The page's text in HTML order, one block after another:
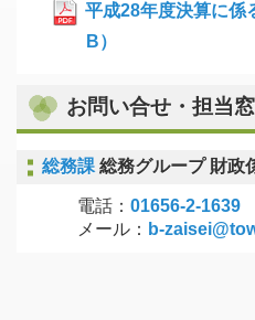
平成28年度決算に係
B）
お問い合せ・担当
総務課 総務グループ 財政
電話： 01656-2-1639
メール： b-